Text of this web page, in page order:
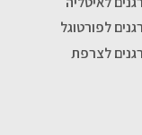
לפורטוגל
לצרפת